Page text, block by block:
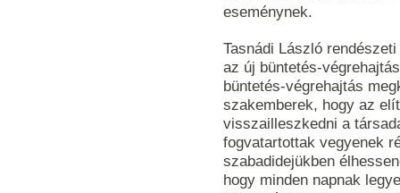
eseménynek.
Tasnádi László
az új büntetés-
büntetés-végrehajtás
szakemberek, hogy az
visszailleszkedni a
fogvatartottak vegyenek
szabadidejükben
hogy minden napnak